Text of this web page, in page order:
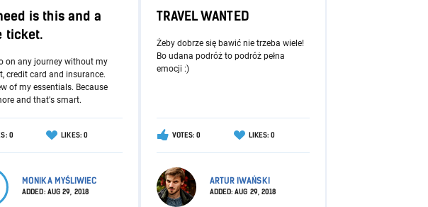
is this and a
ticket.
on any journey without my
credit card and insurance.
of my essentials. Because
and that's smart.
0 LIKES: 0
MONIKA MYŚLIWIEC
ADDED:AUG 29, 2018
TRAVEL WANTED
Żeby dobrze się bawić nie trzeba wiele!
Bo udana podróż to podróż pełna
emocji :)
VOTES: 0 LIKES: 0
ARTUR IWAŃSKI
ADDED: AUG 29, 2018